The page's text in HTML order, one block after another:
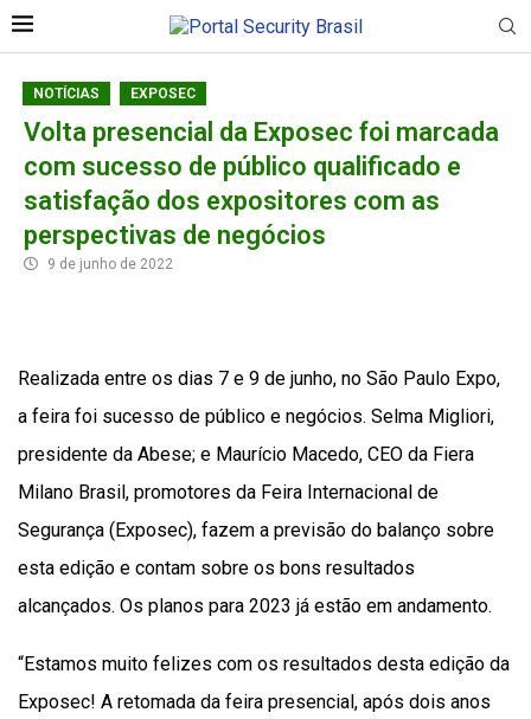
NOTÍCIAS EXPOSEC
Volta presencial da Exposec foi marcada
com sucesso de público qualificado e
satisfação dos expositores com as
perspectivas de negócios
9 de junho de 2022
Realizada entre os dias 7 e 9 de junho, no São Paulo Expo,
a feira foi sucesso de público e negócios. Selma Migliori,
presidente da Abese; e Maurício Macedo, CEO da Fiera
Milano Brasil, promotores da Feira Internacional de
Segurança (Exposec), fazem a previsão do balanço sobre
esta edição e contam sobre os bons resultados
alcançados. Os planos para 2023 já estão em andamento.
“Estamos muito felizes com os resultados desta edição da
Exposec! A retomada da feira presencial, após dois anos